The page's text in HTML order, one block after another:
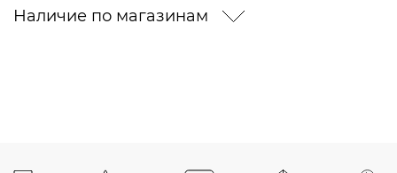
Наличие по магазинам